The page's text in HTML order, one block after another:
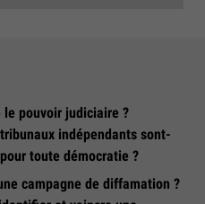
le pouvoir judiciaire ?
indépendants sont-
toute démocratie ?
campagne de diffamation ?